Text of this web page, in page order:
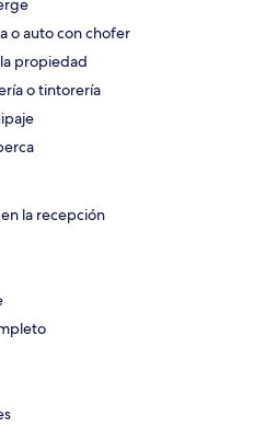
o auto con chofer
propiedad
o tintorería
la recepción